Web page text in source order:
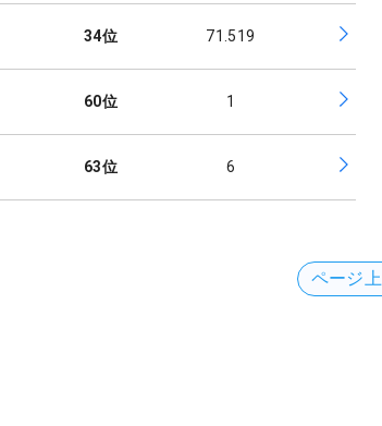
34位 71.519
60位 1
63位 6
ページ